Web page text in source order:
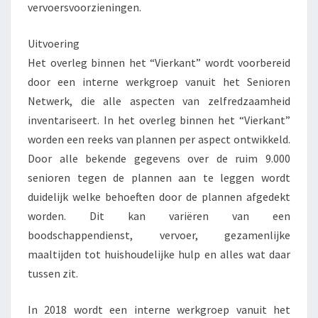
vervoersvoorzieningen.
Uitvoering
Het overleg binnen het “Vierkant” wordt voorbereid
door een interne werkgroep vanuit het Senioren
Netwerk, die alle aspecten van zelfredzaamheid
inventariseert. In het overleg binnen het “Vierkant”
worden een reeks van plannen per aspect ontwikkeld.
Door alle bekende gegevens over de ruim 9.000
senioren tegen de plannen aan te leggen wordt
duidelijk welke behoeften door de plannen afgedekt
worden. Dit kan variëren van een
boodschappendienst, vervoer, gezamenlijke
maaltijden tot huishoudelijke hulp en alles wat daar
tussen zit.
In 2018 wordt een interne werkgroep vanuit het